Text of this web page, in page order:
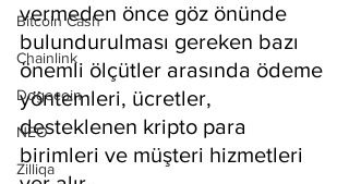
Bitcoin Cash
Chainlink
Dogecoin
NEO
Zilliqa
vermeden önce göz önünde
bulundurulması gereken bazı
önemli ölçütler arasında ödeme
yöntemleri, ücretler,
desteklenen kripto para
birimleri ve müşteri hizmetleri